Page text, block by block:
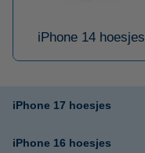
iPhone 14 hoesjes
iPhone 17 hoesjes
iPhone 16 hoesjes